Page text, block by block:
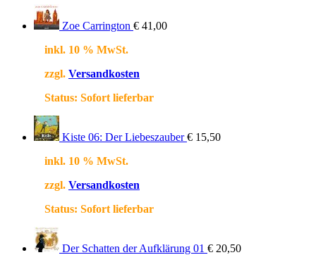
Zoe Carrington € 41,00
inkl. 10 % MwSt.
zzgl. Versandkosten
Status: Sofort lieferbar
Kiste 06: Der Liebeszauber € 15,50
inkl. 10 % MwSt.
zzgl. Versandkosten
Status: Sofort lieferbar
Der Schatten der Aufklärung 01 € 20,50